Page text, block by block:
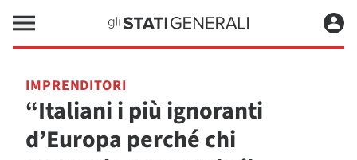
IMPRENDITORI
“Italiani i più ignoranti
d’Europa perché chi